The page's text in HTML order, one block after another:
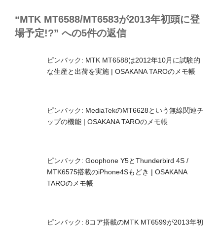
“MTK MT6588/MT6583が2013年初頭に登
場予定!?” への5件の返信
ピンバック: MTK MT6588は2012年10月に試験的
な生産と出荷を実施 | OSAKANA TAROのメモ帳
ピンバック: MediaTekのMT6628という無線関連チ
ップの機能 | OSAKANA TAROのメモ帳
ピンバック: Goophone Y5とThunderbird 4S /
MTK6575搭載のiPhone4Sもどき | OSAKANA
TAROのメモ帳
ピンバック: 8コア搭載のMTK MT6599が2013年初